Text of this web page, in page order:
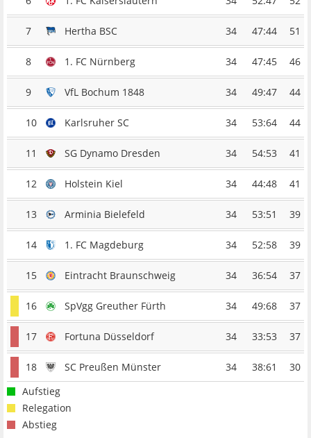
7 Hertha BSC 34 47:44 51
8 1. FC Nürnberg 34 47:45 46
9 VfL Bochum 1848 34 49:47 44
10 Karlsruher SC 34 53:64 44
11 SG Dynamo Dresden 34 54:53 41
12 Holstein Kiel 34 44:48 41
13 Arminia Bielefeld 34 53:51 39
14 1. FC Magdeburg 34 52:58 39
15 Eintracht Braunschweig 34 36:54 37
16 SpVgg Greuther Fürth 34 49:68 37
17 Fortuna Düsseldorf 34 33:53 37
18 SC Preußen Münster 34 38:61
30
Aufstieg
Relegation
Abstieg